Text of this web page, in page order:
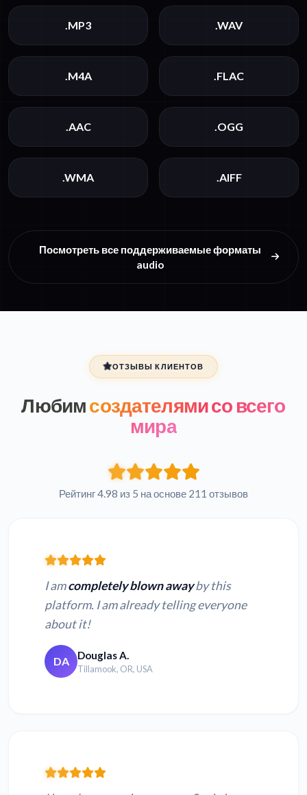
.MP3 .WAV
.M4A .FLAC
.AAC .OGG
.WMA .AIFF
Посмотреть все поддерживаемые форматы
audio
ОТЗЫВЫ КЛИЕНТОВ
Любимсоздателями со всего
мира
Рейтинг 4.98 из 5 на основе 211 отзывов
I amcompletely blown awayby this
platform. I am already telling everyone
about it!
DA Douglas A.
Tillamook, OR, USA